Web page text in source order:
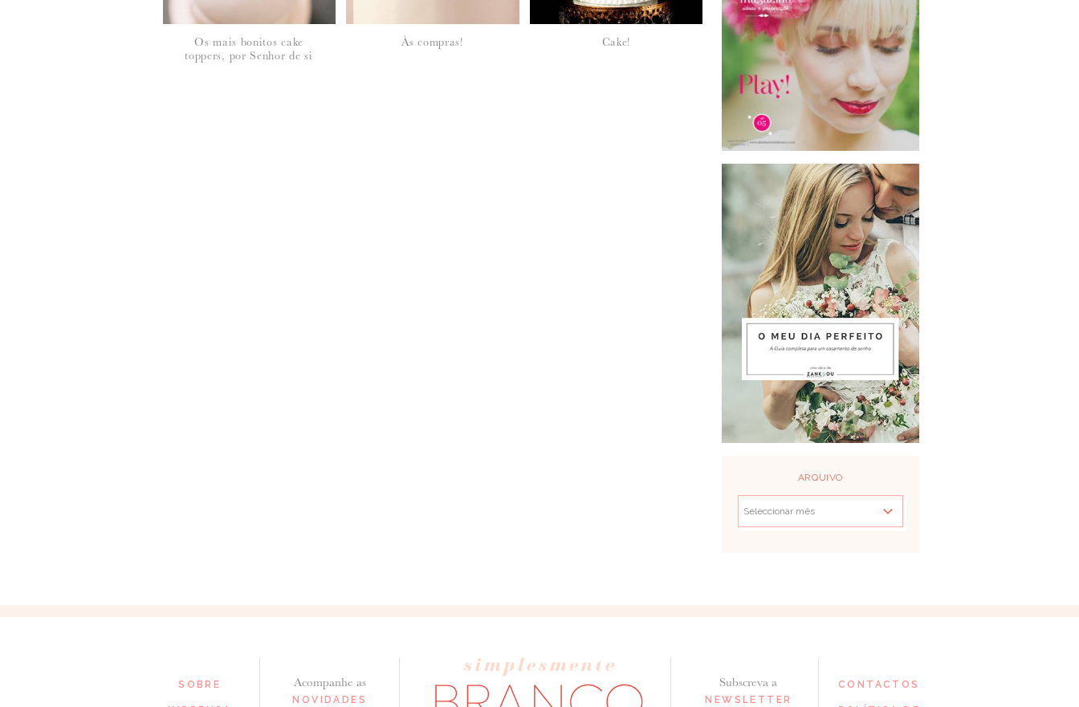
NOME*:
Os mais bonitos cake
toppers, por Senhor de si
Às compras! Cake!
ARQUIVO
SOBRE Acompanhe as
NOVIDADES
Subscreva a
NEWSLETTER
CONTACTOS